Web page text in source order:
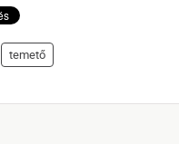
temető